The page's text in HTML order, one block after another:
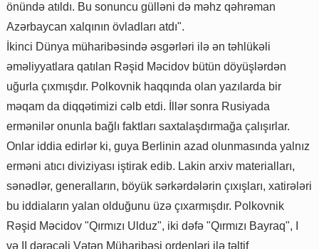
önündə atıldı. Bu sonuncu gülləni də məhz qəhrəman
Azərbaycan xalqının övladları atdı".
İkinci Dünya müharibəsində əsgərləri ilə ən təhlükəli
əməliyyatlara qatılan Rəşid Məcidov bütün döyüşlərdən
uğurla çıxmışdır. Polkovnik haqqında olan yazılarda bir
məqam da diqqətimizi cəlb etdi. İllər sonra Rusiyada
ermənilər onunla bağlı faktları saxtalaşdırmağa çalışırlar.
Onlar iddia edirlər ki, guya Berlinin azad olunmasında yalnız
erməni atıcı diviziyası iştirak edib. Lakin arxiv materialları,
sənədlər, generalların, böyük sərkərdələrin çıxışları, xatirələri
bu iddiaların yalan olduğunu üzə çıxarmışdır. Polkovnik
Rəşid Məcidov "Qırmızı Ulduz", iki dəfə "Qırmızı Bayraq", I
və II dərəcəli Vətən Müharibəsi ordenləri ilə təltif